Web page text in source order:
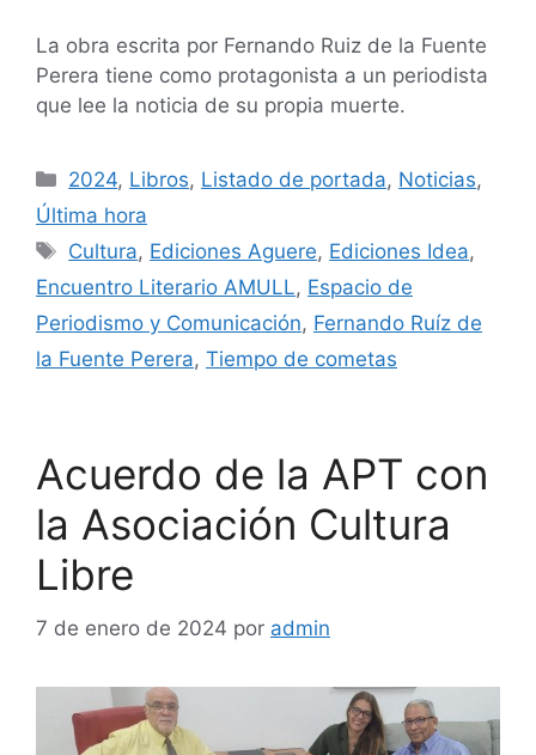
La obra escrita por Fernando Ruiz de la Fuente
Perera tiene como protagonista a un periodista
que lee la noticia de su propia muerte.
2024, Libros, Listado de portada, Noticias,
Última hora
Cultura, Ediciones Aguere, Ediciones Idea,
Encuentro Literario AMULL, Espacio de
Periodismo y Comunicación, Fernando Ruíz de
la Fuente Perera, Tiempo de cometas
Acuerdo de la APT con
la Asociación Cultura
Libre
7 de enero de 2024 por admin